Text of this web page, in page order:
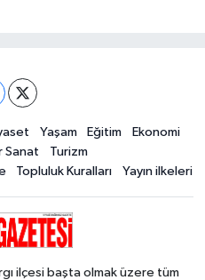
Yaşam Eğitim
Ekonomi
Sanat
Turizm
Topluluk Kuralları Yayın ilkeleri
ilçesi başta olmak üzere tüm